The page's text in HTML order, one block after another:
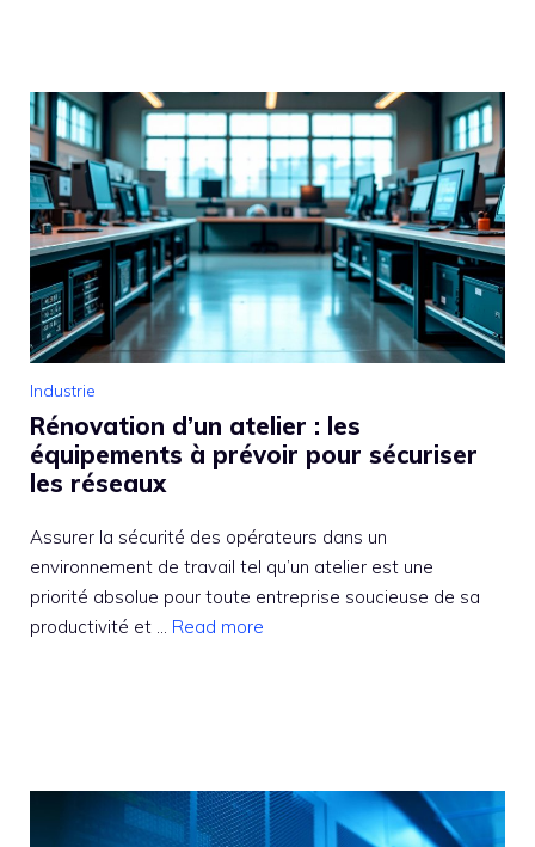
Industrie
Rénovation d’un atelier : les
équipements à prévoir pour sécuriser
les réseaux
Assurer la sécurité des opérateurs dans un
environnement de travail tel qu’un atelier est une
priorité absolue pour toute entreprise soucieuse de sa
productivité et ... Read more